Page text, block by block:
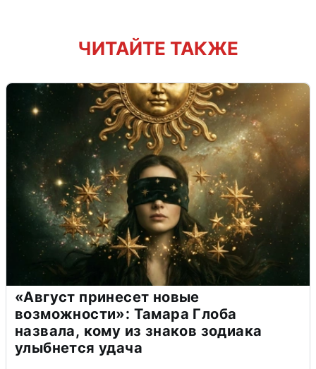
ЧИТАЙТЕ ТАКЖЕ
«Август принесет новые
возможности»: Тамара Глоба
назвала, кому из знаков зодиака
улыбнется удача